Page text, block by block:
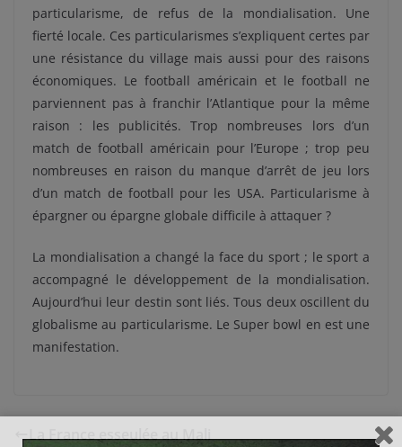
particularisme, de refus de la mondialisation. Une
fierté locale. Ces particularismes s’expliquent certes par
une résistance du village mais aussi pour des raisons
économiques. Le football américain et le football ne
parviennent pas à franchir l’Atlantique pour la même
raison : les publicités. Trop nombreuses lors d’un
match de football américain pour l’Europe ; trop peu
nombreuses en raison du manque d’arrêt de jeu lors
d’un match de football pour les USA. Particularisme à
épargner ou épargne globale difficile à attaquer ?
La mondialisation a changé la face du sport ; le sport a
accompagné le développement de la mondialisation.
Aujourd’hui leur destin sont liés. Tous deux oscillent du
globalisme au particularisme. Le Super bowl en est une
manifestation.
La France esseulée au Mali